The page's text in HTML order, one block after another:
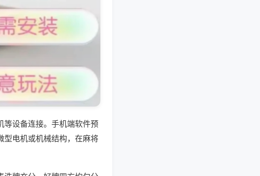
等设备连接。手机端软件预
型电机或机械结构，在麻将